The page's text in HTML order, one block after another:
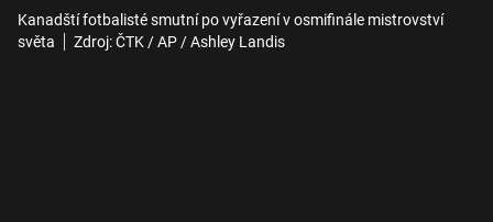
Kanadští fotbalisté smutní po vyřazení v osmifinále mistrovství
světa
Zdroj: ČTK / AP / Ashley Landis